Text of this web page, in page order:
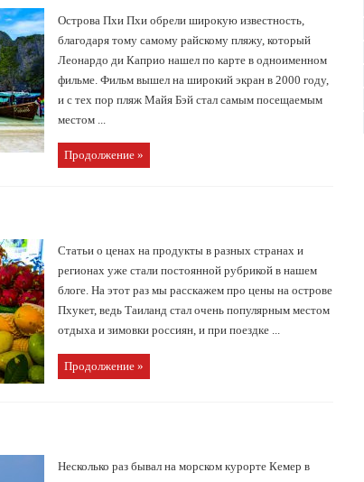
Острова Пхи Пхи обрели широкую известность,
благодаря тому самому райскому пляжу, который
Леонардо ди Каприо нашел по карте в одноименном
фильме. Фильм вышел на широкий экран в 2000 году,
и с тех пор пляж Майя Бэй стал самым посещаемым
местом ...
Продолжение »
Статьи о ценах на продукты в разных странах и
регионах уже стали постоянной рубрикой в нашем
блоге. На этот раз мы расскажем про цены на острове
Пхукет, ведь Таиланд стал очень популярным местом
отдыха и зимовки россиян, и при поездке ...
Продолжение »
Несколько раз бывал на морском курорте Кемер в